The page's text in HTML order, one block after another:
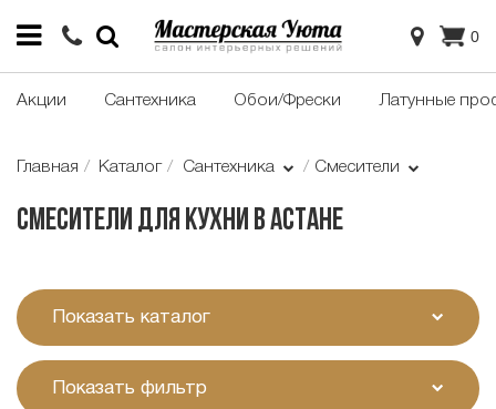
0
Акции Сантехника Обои/Фрески Латунные
Главная Каталог Сантехника Смесители
Смесители для кухни в Астане
Показать каталог
Показать фильтр